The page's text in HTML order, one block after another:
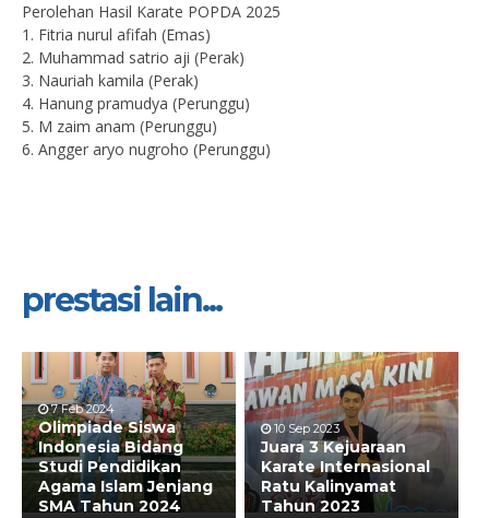
Perolehan Hasil Karate POPDA 2025
1. Fitria nurul afifah (Emas)
2. Muhammad satrio aji (Perak)
3. Nauriah kamila (Perak)
4. Hanung pramudya (Perunggu)
5. M zaim anam (Perunggu)
6. Angger aryo nugroho (Perunggu)
prestasi lain...
7 Feb 2024
Olimpiade Siswa
Indonesia Bidang
Studi Pendidikan
Agama Islam Jenjang
SMA Tahun 2024
10 Sep 2023
Juara 3 Kejuaraan
Karate Internasional
Ratu Kalinyamat
Tahun 2023